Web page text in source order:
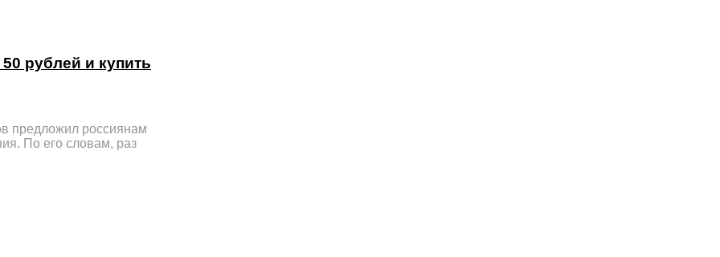
рублей и купить
предложил россиянам
По его словам, раз